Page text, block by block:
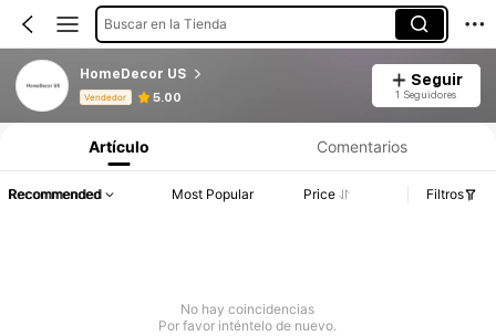
Buscar en la Tienda
HomeDecor US
Vendedor 5.00
Seguir
1 Seguidores
Artículo Comentarios
Recommended Most Popular Price Filtros
No hay coincidencias
Por favor inténtelo de nuevo.